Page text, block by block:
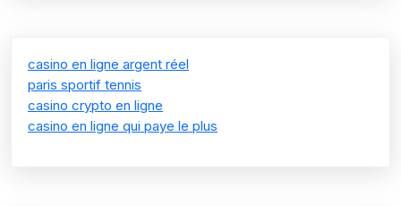
casino en ligne argent réel
paris sportif tennis
casino crypto en ligne
casino en ligne qui paye le plus